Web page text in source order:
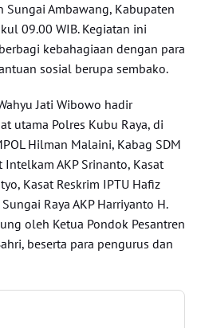
Sungai Ambawang, Kabupaten
09.00 WIB. Kegiatan ini
kebahagiaan dengan para
sosial berupa sembako.
Jati Wibowo hadir
utama Polres Kubu Raya, di
Hilman Malaini, Kabag SDM
Intelkam AKP Srinanto, Kasat
Kasat Reskrim IPTU Hafiz
Raya AKP Harriyanto H.
oleh Ketua Pondok Pesantren
beserta para pengurus dan